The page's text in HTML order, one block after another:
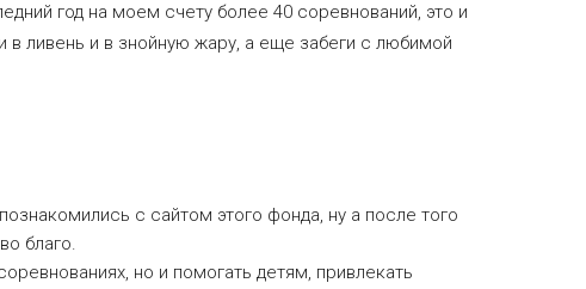
год на моем счету более 40 соревнований, это и
ливень и в знойную жару, а еще забеги с любимой
с сайтом этого фонда, ну а после того
благо.
но и помогать детям, привлекать